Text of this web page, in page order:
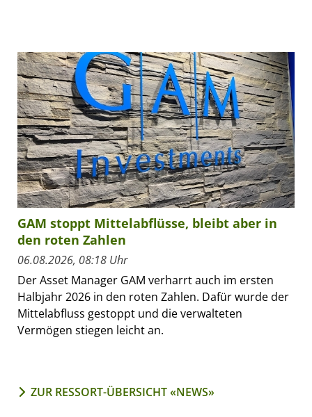
GAM stoppt Mittelabflüsse, bleibt aber in
den roten Zahlen
06.08.2026, 08:18 Uhr
Der Asset Manager GAM verharrt auch im ersten
Halbjahr 2026 in den roten Zahlen. Dafür wurde der
Mittelabfluss gestoppt und die verwalteten
Vermögen stiegen leicht an.
ZUR RESSORT-ÜBERSICHT «NEWS»